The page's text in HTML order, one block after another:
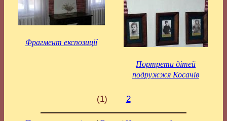
Фрагмент експозиції
Портрети дітей
подружжя Косачів
(1) 2